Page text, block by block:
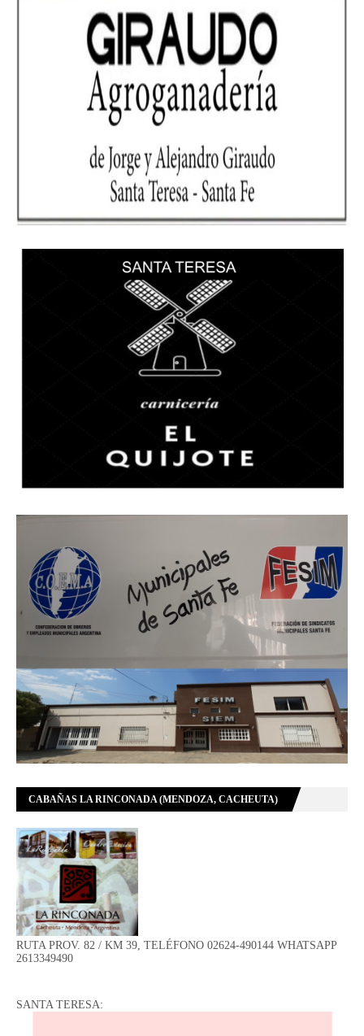
CABAÑAS LA RINCONADA (MENDOZA, CACHEUTA)
RUTA PROV. 82 / KM 39, TELÉFONO 02624-490144 WHATSAPP
2613349490
SANTA TERESA: